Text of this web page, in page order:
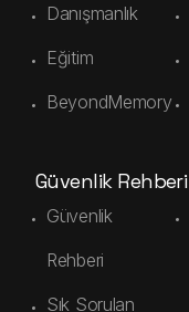
Danışmanlık
Eğitim
BeyondMemory
Güvenlik Rehberi
Güvenlik
Rehberi
Sık Sorulan